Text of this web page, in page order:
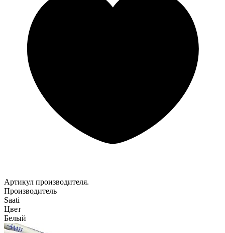
Артикул производителя.
Производитель
Saati
Цвет
Белый